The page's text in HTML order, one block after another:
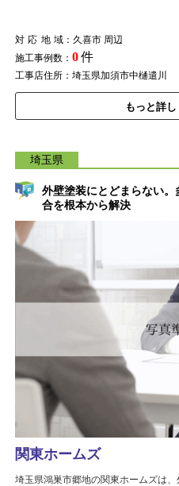
対応地域：久喜市 周辺
施工事例数： 0件
工事店住所：埼玉県加須市中樋遣川
もっと詳
埼玉県
外壁塗装にとどまらない
合を根本から解決
関東ホームズ
埼玉県鴻巣市郷地の関東ホームズは